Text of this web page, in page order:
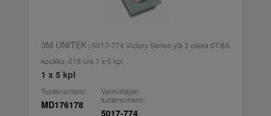
3M UNITEK| 5017-774 Victory Series ylä 3 oikea 0T/8A
koukku, 018 ura 1 x 5 kpl
1 x 5 kpl
Tuotenumero:
MD176178
Valmistajan
tuotenumero:
5017-774